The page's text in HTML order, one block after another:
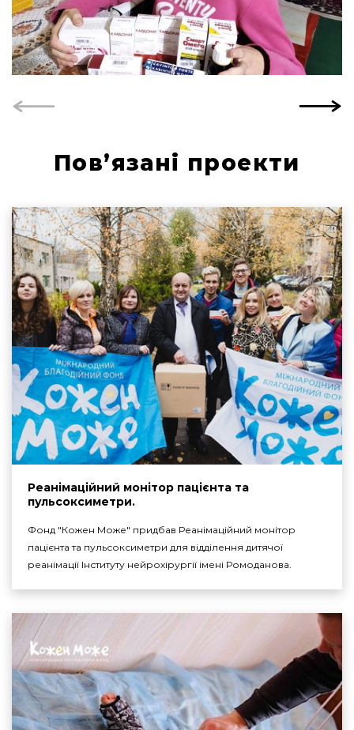
Пов’язані проекти
Реанімаційний монітор пацієнта та
пульсоксиметри.
Фонд "Кожен Може" придбав Реанімаційний монітор
пацієнта та пульсоксиметри для відділення дитячої
реанімації Інституту нейрохірургії імені Ромоданова.